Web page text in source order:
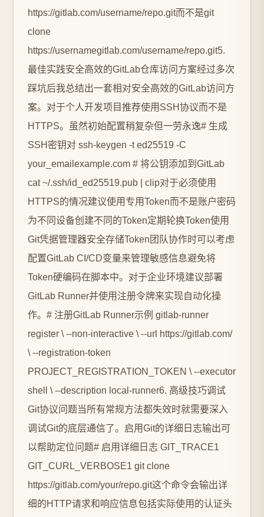
https://gitlab.com/username/repo.git而不是git
clone
https://usernamegitlab.com/username/repo.git5.
最佳实践安全高效的GitLab仓库访问方案经过多次
踩坑后我总结出一套相对安全高效的GitLab访问方
案。对于个人开发项目推荐使用SSH协议而不是
HTTPS。虽然初始配置稍复杂但一劳永逸# 生成
SSH密钥对 ssh-keygen -t ed25519 -C
your_emailexample.com # 将公钥添加到GitLab
cat ~/.ssh/id_ed25519.pub | clip对于必须使用
HTTPS的情况建议使用专用Token而不是账户密码
为不同设备创建不同的Token定期轮换Token使用
Git凭据管理器安全存储Token团队协作时可以考虑
配置GitLab CI/CD变量来管理敏感信息避免将
Token硬编码在脚本中。对于企业环境建议部署
GitLab Runner并使用注册令牌来实现自动化操
作。# 注册GitLab Runner示例 gitlab-runner
register \ --non-interactive \ --url https://gitlab.com/
\ --registration-token
PROJECT_REGISTRATION_TOKEN \ --executor
shell \ --description local-runner6. 高级技巧调试
Git协议问题当所有常规方法都失效时就需要深入
调试Git的底层通信了。启用Git的详细日志输出可
以帮助定位问题# 启用详细日志 GIT_TRACE1
GIT_CURL_VERBOSE1 git clone
https://gitlab.com/your/repo.git这个命令会输出详
细的HTTP请求和响应信息包括实际使用的认证头